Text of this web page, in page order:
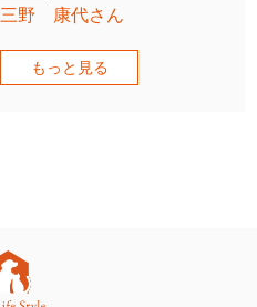
三野 康代さん
もっと見る